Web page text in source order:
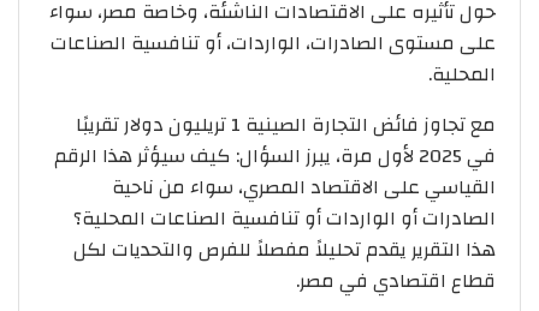
حول تأثيره على الاقتصادات الناشئة، وخاصة مصر، سواء
على مستوى الصادرات، الواردات، أو تنافسية الصناعات
المحلية.
مع تجاوز فائض التجارة الصينية 1 تريليون دولار تقريبًا
في 2025 لأول مرة، يبرز السؤال: كيف سيؤثر هذا الرقم
القياسي على الاقتصاد المصري، سواء من ناحية
الصادرات أو الواردات أو تنافسية الصناعات المحلية؟
هذا التقرير يقدم تحليلاً مفصلاً للفرص والتحديات لكل
قطاع اقتصادي في مصر.